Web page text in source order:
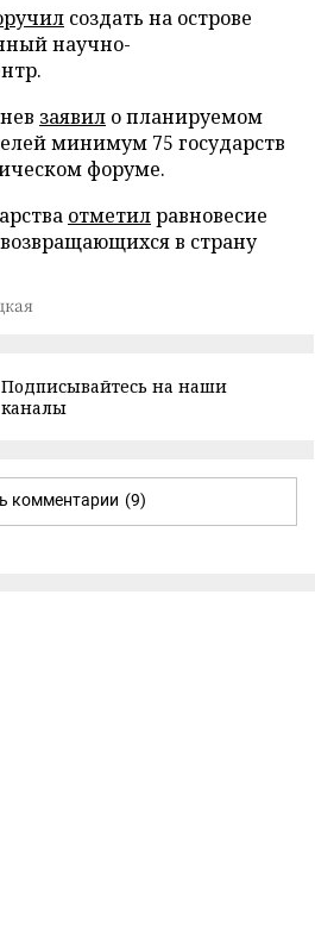
создать на острове
научно-
заявил о планируемом
минимум 75 государств
форуме.
отметилравновесие
в страну
Подписывайтесь на наши
каналы
комментарии (9)